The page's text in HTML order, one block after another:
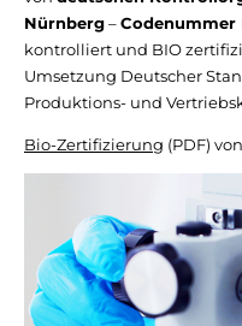
Nürnberg–Codenummer
kontrolliert und BIO
Umsetzung Deutscher
Produktions- und
Bio-Zertifizierung (PDF) von